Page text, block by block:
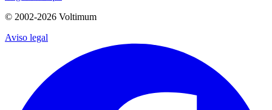
© 2002-2026 Voltimum
Aviso legal